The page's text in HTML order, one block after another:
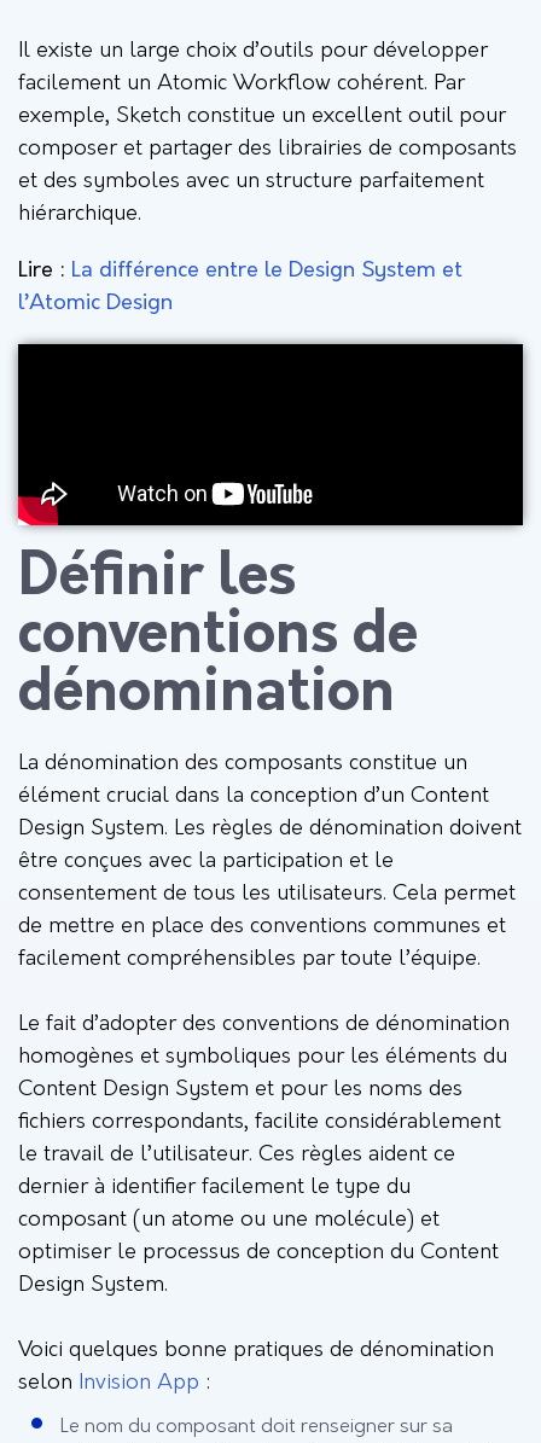
Il existe un large choix d’outils pour développer
facilement un Atomic Workflow cohérent. Par
exemple, Sketch constitue un excellent outil pour
composer et partager des librairies de composants
et des symboles avec un structure parfaitement
hiérarchique.
Lire : La différence entre le Design System et
l’Atomic Design
Définir les
conventions de
dénomination
La dénomination des composants constitue un
élément crucial dans la conception d’un Content
Design System. Les règles de dénomination doivent
être conçues avec la participation et le
consentement de tous les utilisateurs. Cela permet
de mettre en place des conventions communes et
facilement compréhensibles par toute l’équipe.
Le fait d’adopter des conventions de dénomination
homogènes et symboliques pour les éléments du
Content Design System et pour les noms des
fichiers correspondants, facilite considérablement
le travail de l’utilisateur. Ces règles aident ce
dernier à identifier facilement le type du
composant (un atome ou une molécule) et
optimiser le processus de conception du Content
Design System.
Voici quelques bonne pratiques de dénomination
selon Invision App :
Le nom du composant doit renseigner sur sa